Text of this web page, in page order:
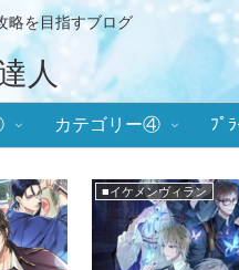
略を目指すブログ
人
カテゴリー④ ﾌﾟ
★攻略まとめ(誓いのキ